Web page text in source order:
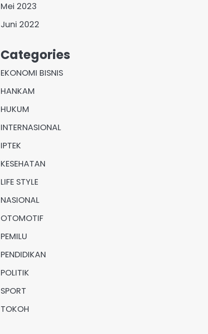
Mei 2023
Juni 2022
Categories
EKONOMI BISNIS
HANKAM
HUKUM
INTERNASIONAL
IPTEK
KESEHATAN
LIFE STYLE
NASIONAL
OTOMOTIF
PEMILU
PENDIDIKAN
POLITIK
SPORT
TOKOH